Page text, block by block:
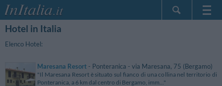
Lingua
Hotel in Italia
Elenco Hotel:
Maresana Resort - Ponteranica - via Maresana, 75 (Bergamo)
"Il Maresana Resort è situato sul fianco di una collina nel territorio di
Ponteranica, a 6 km dal centro di Bergamo, imm..."